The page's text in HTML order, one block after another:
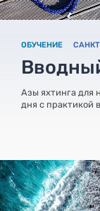
ОБУЧЕНИЕ
Азы яхтинга для
дня с практикой